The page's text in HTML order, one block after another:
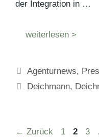
der Integration in …
weiterlesen >
Kategorien
Agenturnews,
Schlagwörter
Deichmann,
← Zurück Seite
1 Seite
2 3